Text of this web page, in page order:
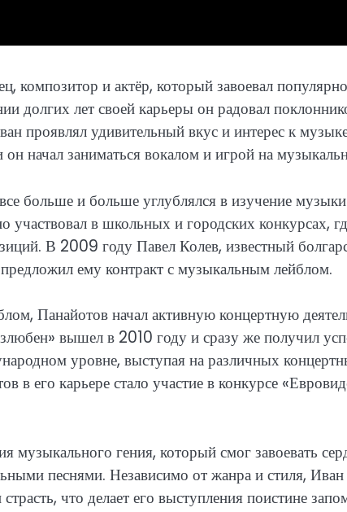
композитор и актёр, который завоевал
долгих лет своей карьеры он радовал
проявлял удивительный вкус и интерес к
начал заниматься вокалом и игрой на
больше и больше углублялся в изучение музыки
участвовал в школьных и городских конкурсах,
В 2009 году Павел Колев, известный
ему контракт с музыкальным лейблом.
Панайотов начал активную концертную
вышел в 2010 году и сразу же получил
уровне, выступая на различных
его карьере стало участие в конкурсе
музыкального гения, который смог завоевать
песнями. Независимо от жанра и стиля, Иван
что делает его выступления поистине